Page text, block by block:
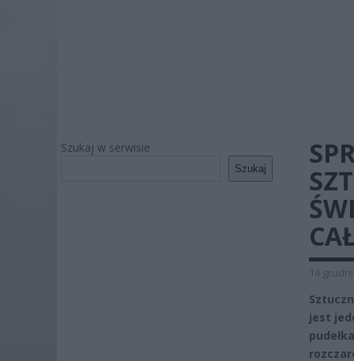
Szukaj w serwisie
Szukaj
14
jest